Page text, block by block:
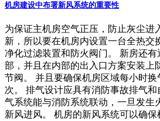
机房建设中布署新风系统的重要性
为保证主机房空气正压，防止灰尘进
新，所以要在机房内设置一台全热交
净化过滤装置和防火阀门。 新房还
部，并且在内部的出入口方案安装上
节阀。 并且要确保机房区域每小时
次。 排气设计应具有消防事故排气
气系统能与消防系统联动，一旦发生
新风进风。 机房的新风系统可以确